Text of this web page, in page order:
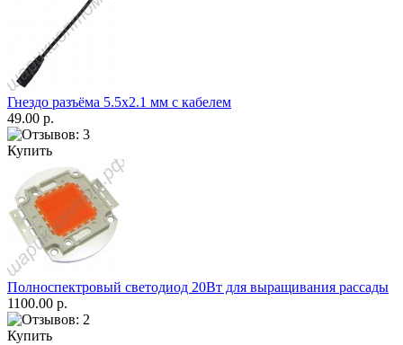
Гнездо разъёма 5.5х2.1 мм с кабелем
49.00 р.
Купить
Полноспектровый светодиод 20Вт для выращивания рассады
1100.00 р.
Купить